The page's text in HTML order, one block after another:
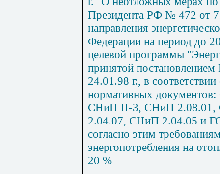
Президента РФ № 472 от
направления
Федерации на период до
целевой программы
принятой
24.01.98 г., в
нормативных документов:
СНиП II-3, СНиП 2.08.01 ,
2.04.07, СНиП 2.04.05 и
согласно этим
энергопотребления на
20 %